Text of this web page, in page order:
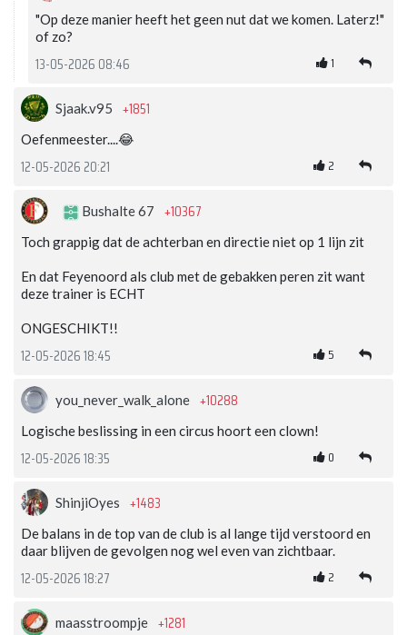
"Op deze manier heeft het geen nut dat we komen. Laterz!"
of zo?
13-05-2026 08:46 1
Sjaak.v95 +1851
Oefenmeester....😂
12-05-2026 20:21 2
Bushalte 67 +10367
Toch grappig dat de achterban en directie niet op 1 lijn zit
En dat Feyenoord als club met de gebakken peren zit want
deze trainer is ECHT
ONGESCHIKT!!
12-05-2026 18:45 5
you_never_walk_alone +10288
Logische beslissing in een circus hoort een clown!
12-05-2026 18:35 0
ShinjiOyes +1483
De balans in de top van de club is al lange tijd verstoord en
daar blijven de gevolgen nog wel even van zichtbaar.
12-05-2026 18:27 2
maasstroompje +1281